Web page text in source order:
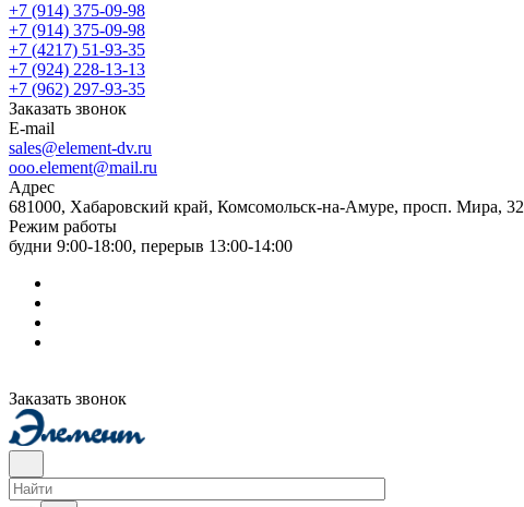
+7 (914) 375-09-98
+7 (914) 375-09-98
+7 (4217) 51-93-35
+7 (924) 228-13-13
+7 (962) 297-93-35
Заказать звонок
E-mail
sales@element-dv.ru
ooo.element@mail.ru
Адрес
681000, Хабаровский край, Комсомольск-на-Амуре, просп. Мира, 32
Режим работы
будни 9:00-18:00, перерыв 13:00-14:00
Заказать звонок